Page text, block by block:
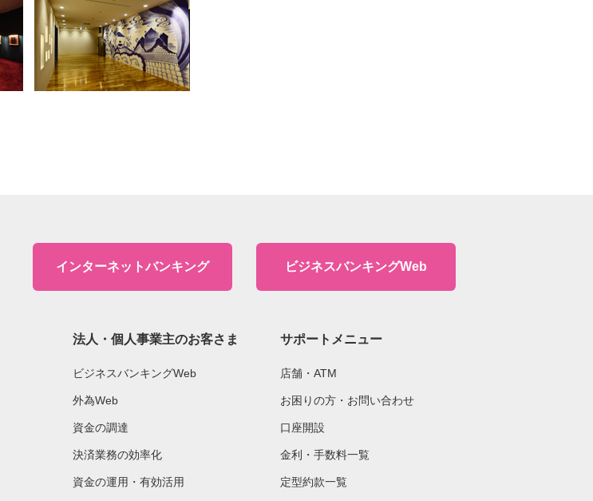
インターネットバンキング ビジネスバンキングWeb
法人・個人事業主のお客さま
ビジネスバンキングWeb
外為Web
資金の調達
決済業務の効率化
資金の運用・有効活用
サポートメニュー
店舗・ATM
お困りの方・お問い合わせ
口座開設
金利・手数料一覧
定型約款一覧